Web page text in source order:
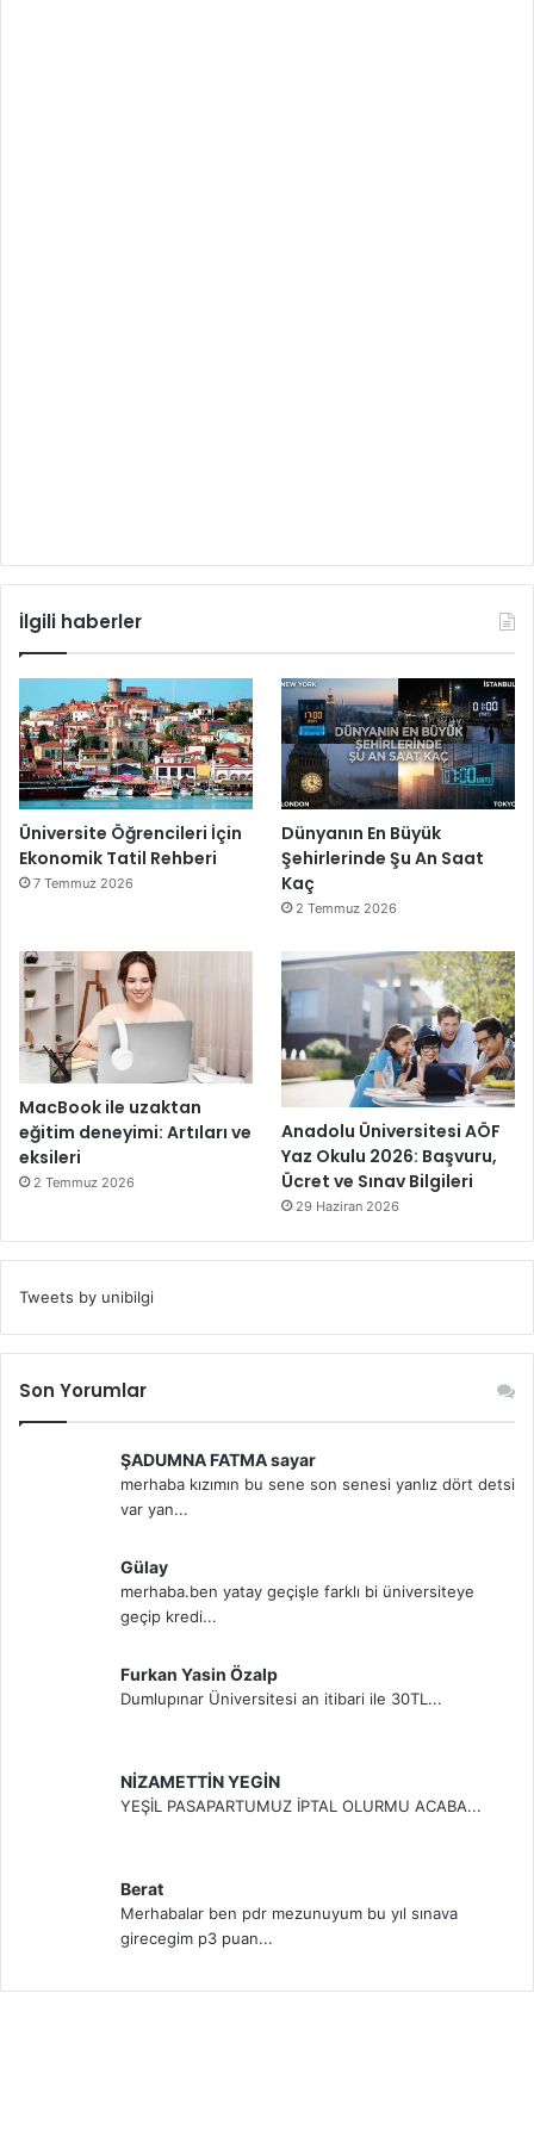
İlgili haberler
Üniversite Öğrencileri İçin
Ekonomik Tatil Rehberi
7 Temmuz 2026
Dünyanın En Büyük
Şehirlerinde Şu An Saat
Kaç
2 Temmuz 2026
MacBook ile uzaktan
eğitim deneyimi: Artıları ve
eksileri
2 Temmuz 2026
Anadolu Üniversitesi AÖF
Yaz Okulu 2026: Başvuru,
Ücret ve Sınav Bilgileri
29 Haziran 2026
Tweets by unibilgi
Son Yorumlar
ŞADUMNA FATMA sayar
merhaba kızımın bu sene son senesi yanlız dört detsi
var yan...
Gülay
merhaba.ben yatay geçişle farklı bi üniversiteye
geçip kredi...
Furkan Yasin Özalp
Dumlupınar Üniversitesi an itibari ile 30TL...
NİZAMETTİN YEGİN
YEŞİL PASAPARTUMUZ İPTAL OLURMU ACABA...
Berat
Merhabalar ben pdr mezunuyum bu yıl sınava
girecegim p3 puan...